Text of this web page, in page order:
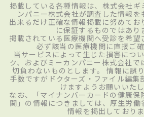
掲載している各種情報は、株式会社ギ
ンパニー株式会社が調査した情報を
出来るだけ正確な情報掲載に努めてお
に保証するものではあり
掲載されている医療機関へ受診を希望
必ず該当の医療機関に直接ご確
当サービスによって生じた損害につ
ク、およびミーカンパニー株式会社で
切負わないものとします。 情報に誤
手数ですがドクターズ・ファイル編集
けますようお願いいたし
なお、「マイナンバーカードの健康保
関」の情報につきましては、厚生労働
情報を掲出しておりま